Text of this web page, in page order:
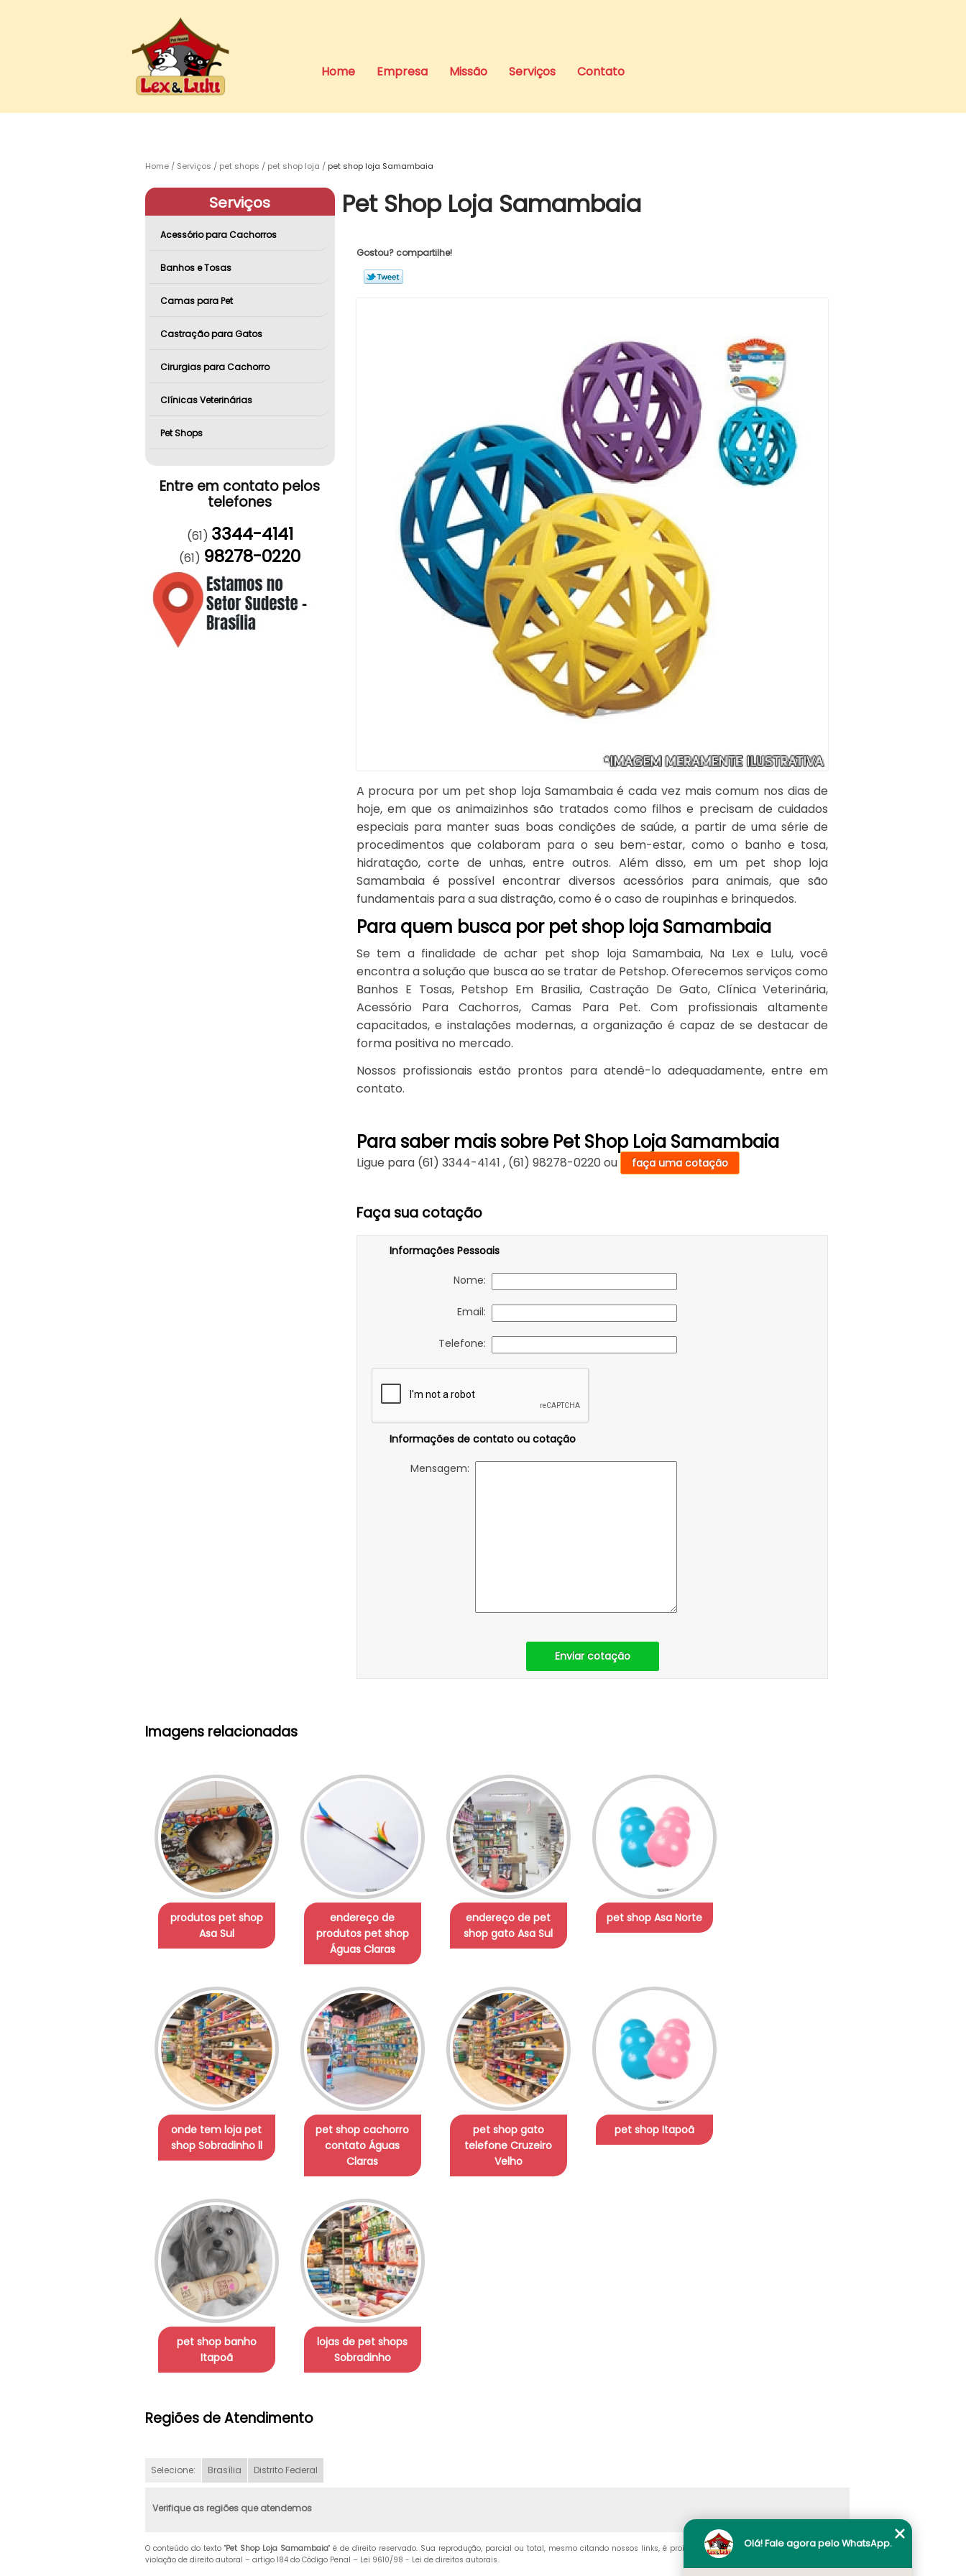
Home Empresa Missão Serviços Contato
Home Serviços pet shops pet shop loja pet shop loja Samambaia
Serviços
Acessório para Cachorros
Banhos e Tosas
Camas para Pet
Castração para Gatos
Cirurgias para Cachorro
Clínicas Veterinárias
Pet Shops
Entre em contato pelos
telefones
(61) 3344-4141
(61) 98278-0220
Pet Shop Loja Samambaia
Gostou? compartilhe!
A procura por um pet shop loja Samambaia é cada vez mais comum nos dias de
hoje, em que os animaizinhos são tratados como filhos e precisam de cuidados
especiais para manter suas boas condições de saúde, a partir de uma série de
procedimentos que colaboram para o seu bem-estar, como o banho e tosa,
hidratação, corte de unhas, entre outros. Além disso, em um pet shop loja
Samambaia é possível encontrar diversos acessórios para animais, que são
fundamentais para a sua distração, como é o caso de roupinhas e brinquedos.
Para quem busca por pet shop loja Samambaia
Se tem a finalidade de achar pet shop loja Samambaia, Na Lex e Lulu, você
encontra a solução que busca ao se tratar de Petshop. Oferecemos serviços como
Banhos E Tosas, Petshop Em Brasilia, Castração De Gato, Clínica Veterinária,
Acessório Para Cachorros, Camas Para Pet. Com profissionais altamente
capacitados, e instalações modernas, a organização é capaz de se destacar de
forma positiva no mercado.
Nossos profissionais estão prontos para atendê-lo adequadamente, entre em
contato.
Para saber mais sobre Pet Shop Loja Samambaia
Ligue para (61) 3344-4141 , (61) 98278-0220 ou faça uma cotação
Faça sua cotação
Informações Pessoais
Nome:
Email:
Telefone:
Informações de contato ou cotação
Mensagem:
Enviar cotação
Imagens relacionadas
produtos pet shop
Asa Sul
endereço de
produtos pet shop
Águas Claras
endereço de pet
shop gato Asa Sul
pet shop Asa Norte
onde tem loja pet
shop Sobradinho ll
pet shop cachorro
contato Águas
Claras
pet shop gato
telefone Cruzeiro
Velho
pet shop Itapoã
pet shop banho
Itapoã
lojas de pet shops
Sobradinho
Regiões de Atendimento
Selecione: Brasília Distrito Federal
Verifique as regiões que atendemos
O conteúdo do texto "Pet Shop Loja Samambaia" é de direito reservado. Sua reprodução, parcial ou total, mesmo citando nossos links, é proibida sem a autorização do autor. Crime de
violação de direito autoral – artigo 184 do Código Penal – Lei 9610/98 - Lei de direitos autorais.
Olá! Fale agora pelo WhatsApp.